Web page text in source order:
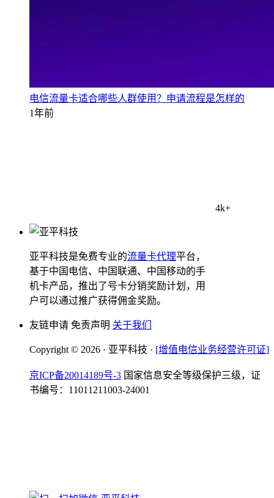
电信流量卡适合哪些人群使用？申请流程是怎样的
1年前
4k+
亚平科技是免费专业的流量卡代理平台，
基于中国电信、中国联通、中国移动的手
机卡产品，推出了号卡分销奖励计划，用
户可以通过推广获得佣金奖励。
友链申请 免责声明 关于我们
Copyright © 2026 · 亚平科技 · [增值电信业务经营许可证]
京ICP备20014189号-3 国家信息安全等级保护三级，证
书编号：11011211003-24001